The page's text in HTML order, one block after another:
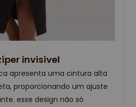
invisível
apresenta uma cintura alta
proporcionando um ajuste
esse design não só